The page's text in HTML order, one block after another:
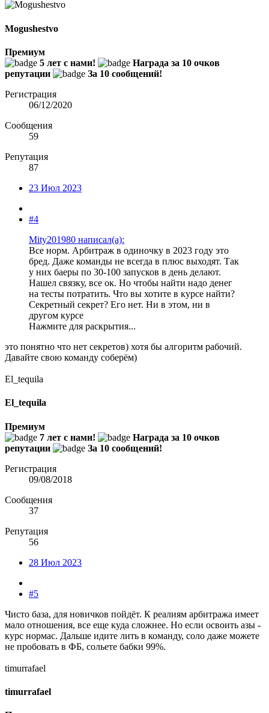
Mogushestvo
Премиум
5 лет с нами!
Награда за 10 очков
репутации
За 10 сообщений!
Регистрация
06/12/2020
Сообщения
59
Репутация
87
23 Июл 2023
#4
Mity201980 написал(а):
Все норм. Арбитраж в одиночку в 2023 году это
бред. Даже команды не всегда в плюс выходят. Так
у них баеры по 30-100 запусков в день делают.
Нашел связку, все ок. Но чтобы найти надо денег
на тесты потратить. Что вы хотите в курсе найти?
Секретный секрет? Его нет. Ни в этом, ни в
другом курсе
Нажмите для раскрытия...
это понятно что нет секретов) хотя бы алгоритм рабочий.
Давайте свою команду соберём)
El_tequila
El_tequila
Премиум
7 лет с нами!
Награда за 10 очков
репутации
За 10 сообщений!
Регистрация
09/08/2018
Сообщения
37
Репутация
56
28 Июл 2023
#5
Чисто база, для новичков пойдёт. К реалиям арбитража имеет
мало отношения, все еще куда сложнее. Но если освоить азы -
курс нормас. Дальше идите лить в команду, соло даже можете
не пробовать в ФБ, сольете бабки 99%.
timurrafael
timurrafael